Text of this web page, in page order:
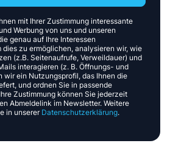
mit Ihrer Zustimmung interessante
Werbung von uns und unseren
genau auf Ihre Interessen
zu ermöglichen, analysieren wir, wie
(z.B. Seitenaufrufe, Verweildauer) und
interagieren (z. B. Öffnungs- und
wir ein Nutzungsprofil, das Ihnen die
und ordnen Sie in passende
Zustimmung können Sie jederzeit
Abmeldelink im Newsletter. Weitere
in unserer Datenschutzerklärung.